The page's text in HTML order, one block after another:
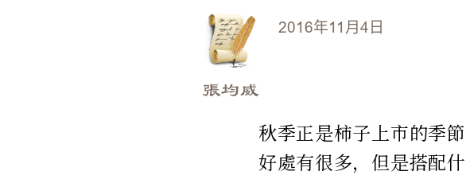
2016年11月4日
張均威
秋季正是柿子上市的季
好處有很多，但是搭配